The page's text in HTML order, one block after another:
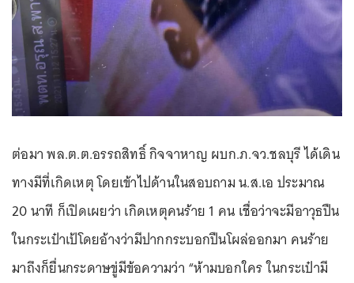
ต่อมา พล.ต.ต.อรรถสิทธิ์ กิจจาหาญ ผบก.ภ.จว.ชลบุรี ได้เดิน
ทางมีที่เกิดเหตุ โดยเข้าไปด้านในสอบถาม น.ส.เอ ประมาณ
20 นาที ก็เปิดเผยว่า เกิดเหตุคนร้าย 1 คน เชื่อว่าจะมีอาวุธปืน
ในกระเป๋าเป้โดยอ้างว่ามีปากกระบอกปืนโผล่ออกมา คนร้าย
มาถึงก็ยื่นกระดาษขู่มีข้อความว่า “ห้ามบอกใคร ในกระเป๋ามี